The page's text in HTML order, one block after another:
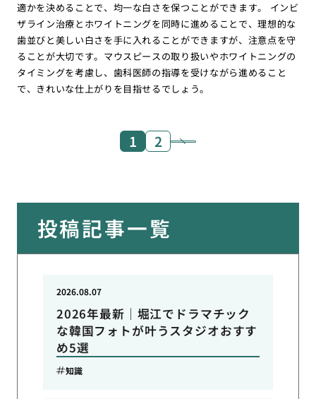
適かを決めることで、均一な白さを保つことができます。 インビ
ザライン治療とホワイトニングを同時に進めることで、理想的な
歯並びと美しい白さを手に入れることができますが、注意点を守
ることが大切です。マウスピースの取り扱いやホワイトニングの
タイミングを考慮し、歯科医師の指導を受けながら進めること
で、きれいな仕上がりを目指せるでしょう。
1 2
投稿記事一覧
2026年最新｜堀江でドラマチック
な韓国フォトが叶うスタジオおすす
め5選
2026.08.07
知識